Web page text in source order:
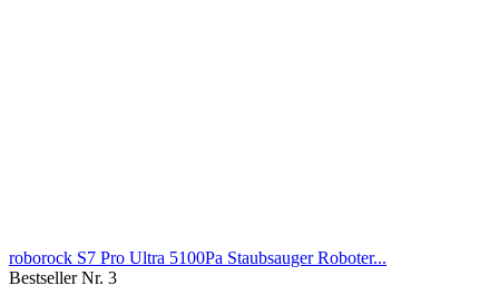
roborock S7 Pro Ultra 5100Pa Staubsauger Roboter...
Bestseller Nr. 3